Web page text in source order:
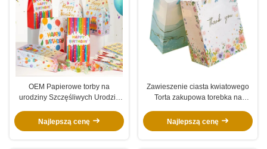
OEM Papierowe torby na
urodziny Szczęśliwych Urodzin
Imprezowe z Okrągłą Naklejką
Najlepszą cenę
Zawieszenie ciasta kwiatowego
Torta zakupowa torebka na
papierowa z przezroczystym
oknem
Najlepszą cenę